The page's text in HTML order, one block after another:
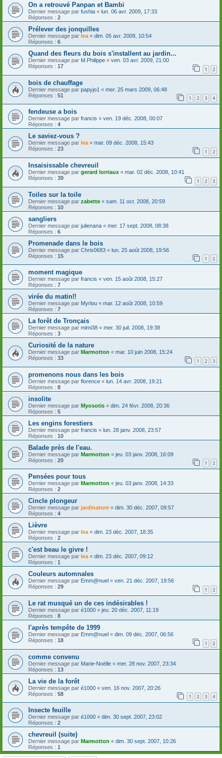
On a retrouvé Panpan et Bambi
Dernier message par fushia « lun. 06 avr. 2009, 17:33
Réponses : 2
Prélever des jonquilles
Dernier message par lea « dim. 05 avr. 2009, 10:54
Réponses : 6
Quand des fleurs du bois s'installent au jardin...
Dernier message par M.Philippe « ven. 03 avr. 2009, 21:00
Réponses : 17 1 2
bois de chauffage
Dernier message par papyjo1 « mer. 25 mars 2009, 06:48
Réponses : 51 1 2 3 4
fendeuse a bois
Dernier message par francis « ven. 19 déc. 2008, 00:07
Réponses : 4
Le saviez-vous ?
Dernier message par lea « mar. 09 déc. 2008, 15:43
Réponses : 23 1 2
Insaisissable chevreuil
Dernier message par gerard lorriaux « mar. 02 déc. 2008, 10:41
Réponses : 39 1 2 3
Toiles sur la toile
Dernier message par zabette « sam. 11 oct. 2008, 20:59
Réponses : 10
sangliers
Dernier message par julienana « mer. 17 sept. 2008, 08:38
Réponses : 6
Promenade dans le bois
Dernier message par Chris0683 « lun. 25 août 2008, 19:56
Réponses : 15 1 2
moment magique
Dernier message par francis « ven. 15 août 2008, 15:27
Réponses : 7
virée du matin!!
Dernier message par Myrlou « mar. 12 août 2008, 10:59
Réponses : 7
La forêt de Tronçais
Dernier message par mimi38 « mer. 30 juil. 2008, 19:38
Réponses : 3
Curiosité de la nature
Dernier message par Marmotton « mar. 10 juin 2008, 15:24
Réponses : 33 1 2 3
promenons nous dans les bois
Dernier message par florence « lun. 14 avr. 2008, 19:21
Réponses : 8
insolite
Dernier message par Myosotis « dim. 24 févr. 2008, 20:36
Réponses : 5
Les engins forestiers
Dernier message par francis « lun. 28 janv. 2008, 23:57
Réponses : 10
Balade près de l'eau.
Dernier message par Marmotton « jeu. 03 janv. 2008, 16:09
Réponses : 20 1 2
Pensées pour tous
Dernier message par Marmotton « jeu. 03 janv. 2008, 14:33
Réponses : 2
Cincle plongeur
Dernier message par jardinature « dim. 30 déc. 2007, 09:57
Réponses : 4
Lièvre
Dernier message par lea« dim. 23 déc. 2007, 18:35
Réponses : 2
c'est beau le givre !
Dernier message par lea« dim. 23 déc. 2007, 09:12
Réponses : 1
Couleurs automnales
Dernier message par Emm@nuel « ven. 21 déc. 2007, 19:56
Réponses : 29 1 2
Le rat musqué un de ces indésirables !
Dernier message par é1000 « jeu. 20 déc. 2007, 11:19
Réponses : 8
l'après tempête de 1999
Dernier message par Emm@nuel « dim. 09 déc. 2007, 06:56
Réponses : 18 1 2
comme convenu
Dernier message par Marie-Noëlle « mer. 28 nov. 2007, 23:34
Réponses : 13
La vie de la forêt
Dernier message par é1000 « ven. 16 nov. 2007, 20:26
Réponses : 58 1 2 3 4
Insecte feuille
Dernier message par é1000 « dim. 30 sept. 2007, 23:02
Réponses : 2
chevreuil (suite)
Dernier message par Marmotton « dim. 30 sept. 2007, 10:26
Réponses : 1